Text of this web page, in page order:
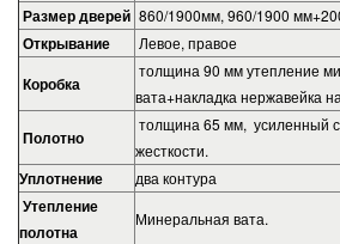
Размер дверей 860/1900мм, 960/1900
Открывание Левое, правое
Коробка
толщина 90 мм утепление
вата+накладка нержавейка
Полотно
толщина 65 мм, усиленный
жесткости.
Уплотнение два контура
Утепление
полотна
Минеральная вата.